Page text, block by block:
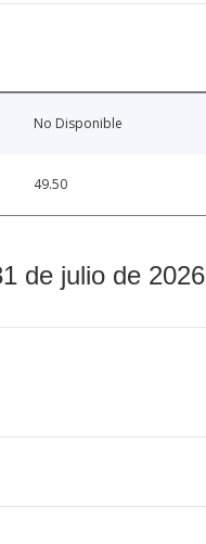
No Disponible
49.50
de julio de 2026